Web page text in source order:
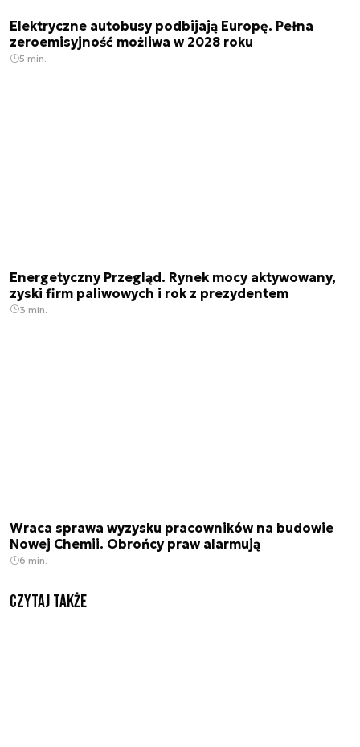
Elektryczne autobusy podbijają Europę. Pełna
zeroemisyjność możliwa w 2028 roku
5 min.
Energetyczny Przegląd. Rynek mocy aktywowany,
zyski firm paliwowych i rok z prezydentem
3 min.
Wraca sprawa wyzysku pracowników na budowie
Nowej Chemii. Obrońcy praw alarmują
6 min.
Czytaj także